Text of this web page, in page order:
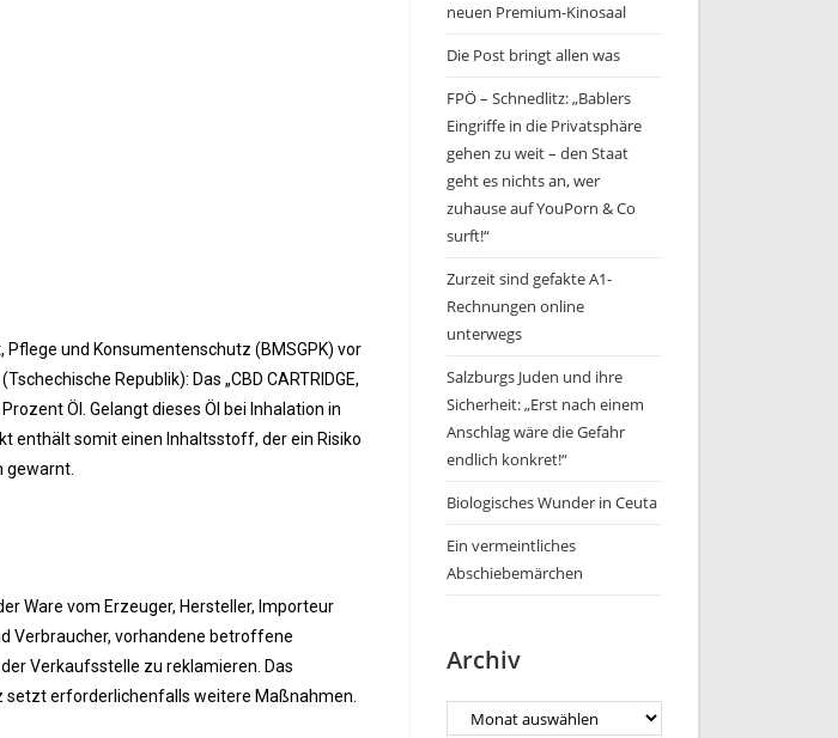
und Konsumentenschutz (BMSGPK) vor
Republik): Das „CBD CARTRIDGE,
Öl. Gelangt dieses Öl bei Inhalation in
enthält somit einen Inhaltsstoff, der ein Risiko
gewarnt.
Ware vom Erzeuger, Hersteller, Importeur
Verbraucher, vorhandene betroffene
Verkaufsstelle zu reklamieren. Das
setzt erforderlichenfalls weitere Maßnahmen.
neuen Premium-Kinosaal
Die Post bringt allen was
FPÖ – Schnedlitz: „Bablers
Eingriffe in die Privatsphäre
gehen zu weit – den Staat
geht es nichts an, wer
zuhause auf YouPorn & Co
surft!“
Zurzeit sind gefakte A1-
Rechnungen online
unterwegs
Salzburgs Juden und ihre
Sicherheit: „Erst nach einem
Anschlag wäre die Gefahr
endlich konkret!“
Biologisches Wunder in Ceuta
Ein vermeintliches
Abschiebemärchen
Archiv